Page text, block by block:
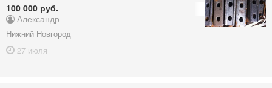
100 000 руб.
Александр
Нижний Новгород
27 июля